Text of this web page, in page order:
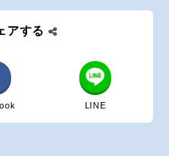
アする
LINE